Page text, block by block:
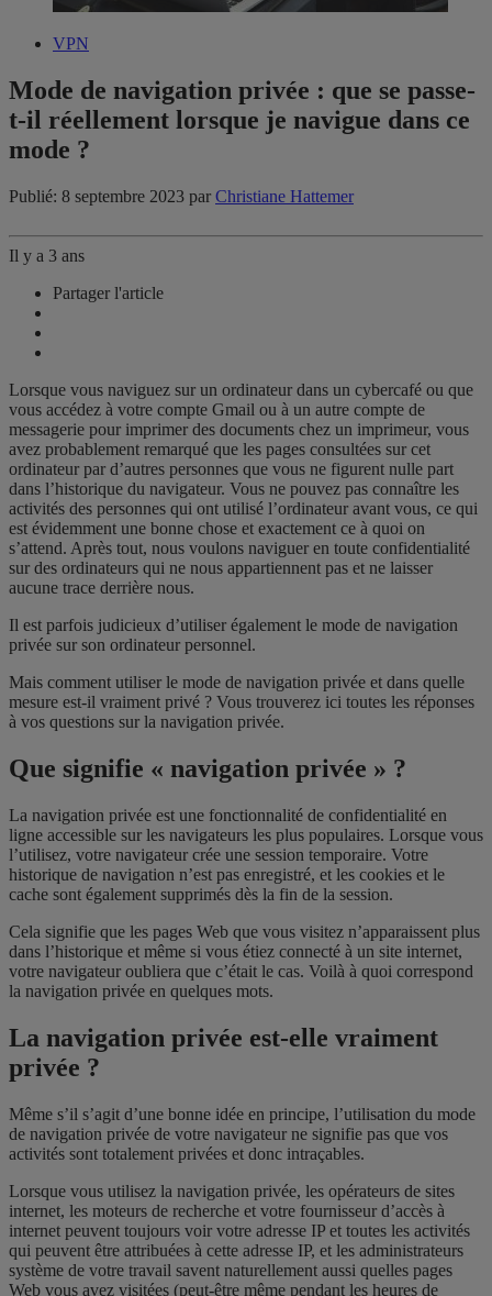
VPN
Mode de navigation privée : que se passe-
t-il réellement lorsque je navigue dans ce
mode ?
Publié: 8 septembre 2023 par Christiane Hattemer
Il y a 3 ans
Partager l'article
Lorsque vous naviguez sur un ordinateur dans un cybercafé ou que
vous accédez à votre compte Gmail ou à un autre compte de
messagerie pour imprimer des documents chez un imprimeur, vous
avez probablement remarqué que les pages consultées sur cet
ordinateur par d’autres personnes que vous ne figurent nulle part
dans l’historique du navigateur. Vous ne pouvez pas connaître les
activités des personnes qui ont utilisé l’ordinateur avant vous, ce qui
est évidemment une bonne chose et exactement ce à quoi on
s’attend. Après tout, nous voulons naviguer en toute confidentialité
sur des ordinateurs qui ne nous appartiennent pas et ne laisser
aucune trace derrière nous.
Il est parfois judicieux d’utiliser également le mode de navigation
privée sur son ordinateur personnel.
Mais comment utiliser le mode de navigation privée et dans quelle
mesure est-il vraiment privé ? Vous trouverez ici toutes les réponses
à vos questions sur la navigation privée.
Que signifie « navigation privée » ?
La navigation privée est une fonctionnalité de confidentialité en
ligne accessible sur les navigateurs les plus populaires. Lorsque vous
l’utilisez, votre navigateur crée une session temporaire. Votre
historique de navigation n’est pas enregistré, et les cookies et le
cache sont également supprimés dès la fin de la session.
Cela signifie que les pages Web que vous visitez n’apparaissent plus
dans l’historique et même si vous étiez connecté à un site internet,
votre navigateur oubliera que c’était le cas. Voilà à quoi correspond
la navigation privée en quelques mots.
La navigation privée est-elle vraiment
privée ?
Même s’il s’agit d’une bonne idée en principe, l’utilisation du mode
de navigation privée de votre navigateur ne signifie pas que vos
activités sont totalement privées et donc intraçables.
Lorsque vous utilisez la navigation privée, les opérateurs de sites
internet, les moteurs de recherche et votre fournisseur d’accès à
internet peuvent toujours voir votre adresse IP et toutes les activités
qui peuvent être attribuées à cette adresse IP, et les administrateurs
système de votre travail savent naturellement aussi quelles pages
Web vous avez visitées (peut-être même pendant les heures de